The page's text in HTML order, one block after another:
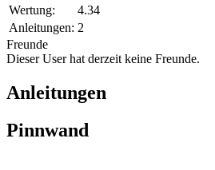
Wertung:
4.34
Anleitungen: 2
Freunde
Dieser User hat derzeit keine Freunde.
Anleitungen
Pinnwand